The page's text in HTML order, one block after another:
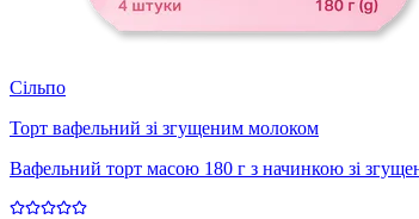
Сільпо
Торт вафельний зі згущеним молоком
Вафельний торт масою 180 г з начинкою зі